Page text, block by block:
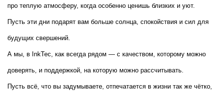
про теплую атмосферу, когда особенно ценишь близких и уют.
Пусть эти дни подарят вам больше солнца, спокойствия и сил для
будущих свершений.
А мы, в InkTec, как всегда рядом — с качеством, которому можно
доверять, и поддержкой, на которую можно рассчитывать.
Пусть всё, что вы задумываете, отпечатается в жизни так же чётко,